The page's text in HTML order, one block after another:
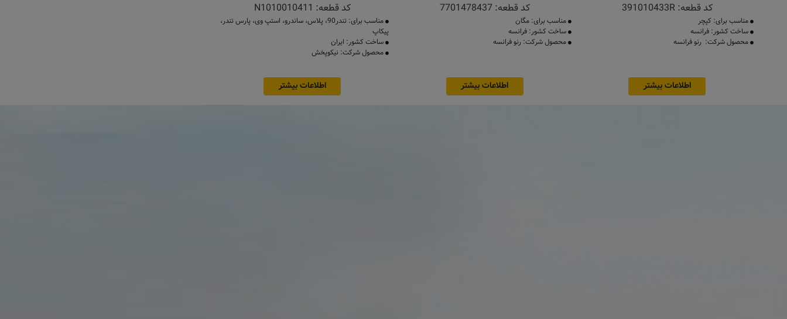
کد قطعه:391010433R
مناسب برای: کپچر
ساخت کشور: فرانسه
محصول شرکت: رنو فرانسه
اطلاعات بیشتر
کد قطعه: 7701478437
مناسب برای: مگان
ساخت کشور: فرانسه
محصول شرکت: رنو فرانسه
اطلاعات بیشتر
کد قطعه: N1010010411
مناسب برای: تندر90، پلاس، ساندرو، استپ وی، پارس تندر،
پیکاپ
ساخت کشور: ایران
محصول شرکت: نیکوپخش
اطلاعات بیشتر